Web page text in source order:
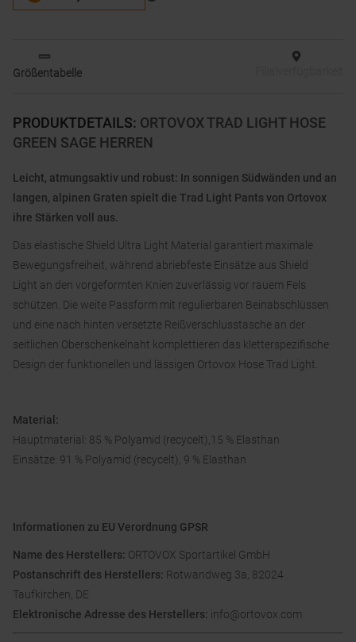
PRODUKTDETAILS: ORTOVOX TRAD LIGHT HOSE
GREEN SAGE HERREN
Leicht, atmungsaktiv und robust: In sonnigen Südwänden und an
langen, alpinen Graten spielt die Trad Light Pants von Ortovox
ihre Stärken voll aus.
Das elastische Shield Ultra Light Material garantiert maximale
Bewegungsfreiheit, während abriebfeste Einsätze aus Shield
Light an den vorgeformten Knien zuverlässig vor rauem Fels
schützen. Die weite Passform mit regulierbaren Beinabschlüssen
und eine nach hinten versetzte Reißverschlusstasche an der
seitlichen Oberschenkelnaht komplettieren das kletterspezifische
Design der funktionellen und lässigen Ortovox Hose Trad Light.
Material:
Hauptmaterial: 85 % Polyamid (recycelt),15 % Elasthan
Einsätze: 91 % Polyamid (recycelt), 9 % Elasthan
Informationen zu EU Verordnung GPSR
Name des Herstellers: ORTOVOX Sportartikel GmbH
Postanschrift des Herstellers: Rotwandweg 3a, 82024
Taufkirchen, DE
Elektronische Adresse des Herstellers: info@ortovox.com
Größentabelle